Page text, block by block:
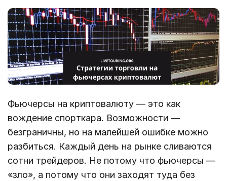
Фьючерсы на криптовалюту — это как
вождение спорткара. Возможности —
безграничны, но на малейшей ошибке можно
разбиться. Каждый день на рынке сливаются
сотни трейдеров. Не потому что фьючерсы —
«зло», а потому что они заходят туда без